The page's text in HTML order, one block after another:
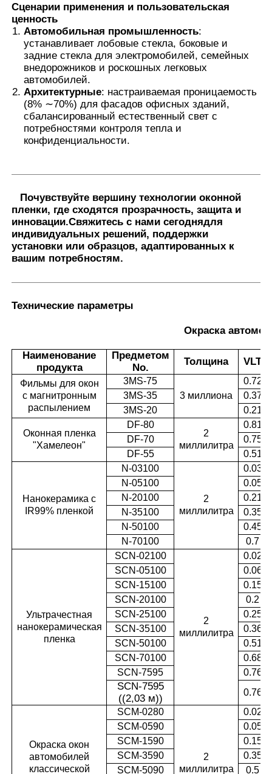
Сценарии применения и пользовательская
ценность
Автомобильная промышленность:
устанавливает лобовые стекла, боковые и
задние стекла для электромобилей, семейных
внедорожников и роскошных легковых
автомобилей.
Архитектурные: настраиваемая проницаемость
(8% ∼70%) для фасадов офисных зданий,
сбалансированный естественный свет с
потребностями контроля тепла и
конфиденциальности.
Почувствуйте вершину технологии оконной
пленки, где сходятся прозрачность, защита и
инновации.Свяжитесь с нами сегоднядля
индивидуальных решений, поддержки
установки или образцов, адаптированных к
вашим потребностям.
Технические параметры
Окраска
Наименование
продукта
Предметом
No.
Толщина VLT
Фильмы для окон
с магнитронным
распылением
3MS-75
3 миллиона
0.72
3MS-35
0.37
3MS-20
0.21
Оконная пленка
"Хамелеон"
DF-80
2
миллилитра
0.81
DF-70
0.75
DF-55
0.51
Нанокерамика с
IR99% пленкой
N-03100
2
миллилитра
0.03
N-05100
0.05
N-20100
0.21
N-35100
0.35
N-50100
0.45
N-70100
0.7
Ультрачестная
нанокерамическая
пленка
SCN-02100
2
миллилитра
0.02
SCN-05100
0.06
SCN-15100
0.15
SCN-20100
0.2
SCN-25100
0.25
SCN-35100
0.36
SCN-50100
0.51
SCN-70100
0.68
SCN-7595
0.76
SCN-7595
((2,03 м))
0.76
Окраска окон
автомобилей
классической
SCM-0280
2
миллилитра
0.02
SCM-0590
0.05
SCM-1590
0.15
SCM-3590
0.35
SCM-5090
0.5